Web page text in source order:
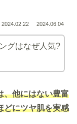
2024.02.22 2024.06.04
グはなぜ人気?
、他にはない豊富
どにツヤ肌を実感